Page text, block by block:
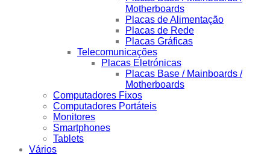
Motherboards
Placas de Alimentação
Placas de Rede
Placas Gráficas
Telecomunicações
Placas Eletrónicas
Placas Base / Mainboards /
Motherboards
Computadores Fixos
Computadores Portáteis
Monitores
Smartphones
Tablets
Vários